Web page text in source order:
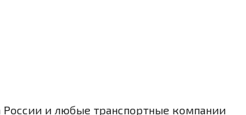
и любые транспортные компании